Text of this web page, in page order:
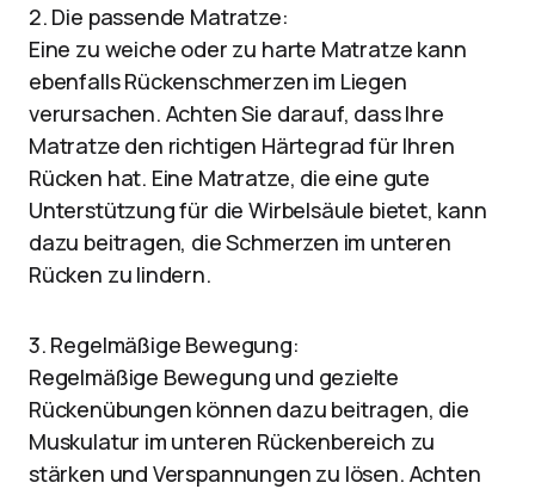
2. Die passende Matratze:
Eine zu weiche oder zu harte Matratze kann
ebenfalls Rückenschmerzen im Liegen
verursachen. Achten Sie darauf, dass Ihre
Matratze den richtigen Härtegrad für Ihren
Rücken hat. Eine Matratze, die eine gute
Unterstützung für die Wirbelsäule bietet, kann
dazu beitragen, die Schmerzen im unteren
Rücken zu lindern.
3. Regelmäßige Bewegung:
Regelmäßige Bewegung und gezielte
Rückenübungen können dazu beitragen, die
Muskulatur im unteren Rückenbereich zu
stärken und Verspannungen zu lösen. Achten